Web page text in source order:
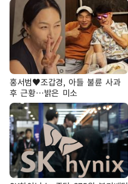
홍서범♥조갑경, 아들 불륜 사과
후 근황…밝은 미소